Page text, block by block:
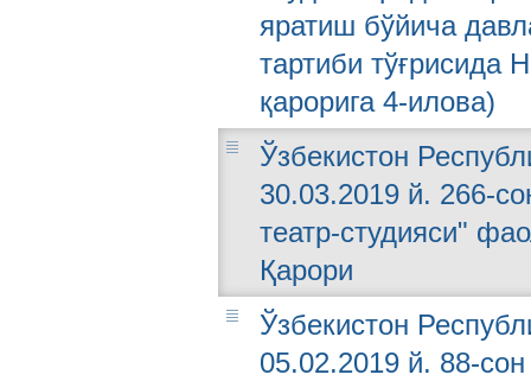
яратиш бўйича
тартиби тўғрисида
қарорига 4-илова)
Ўзбекистон
30.03.2019 й. 266-
театр-студияси"
Қарори
Ўзбекистон
05.02.2019 й. 88-